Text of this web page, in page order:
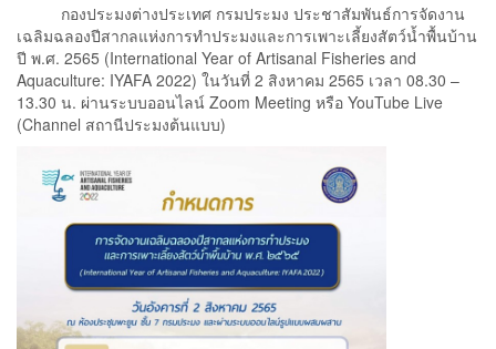
กองประมงต่างประเทศ กรมประมง ประชาสัมพันธ์การจัดงาน
เฉลิมฉลองปีสากลแห่งการทำประมงและการเพาะเลี้ยงสัตว์น้ำพื้นบ้าน
ปี พ.ศ. 2565 (International Year of Artisanal Fisheries and
Aquaculture: IYAFA 2022) ในวันที่ 2 สิงหาคม 2565 เวลา 08.30 –
13.30 น. ผ่านระบบออนไลน์ Zoom Meeting หรือ YouTube Live
(Channel สถานีประมงต้นแบบ)